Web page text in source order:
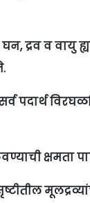
द्रव व वायु
क्षमता